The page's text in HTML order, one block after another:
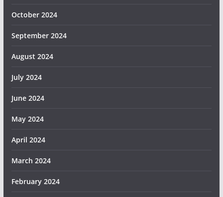
October 2024
September 2024
August 2024
July 2024
June 2024
May 2024
April 2024
March 2024
February 2024